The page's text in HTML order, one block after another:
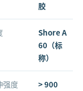
胶
Shore A
60（标
称）
强度
> 900